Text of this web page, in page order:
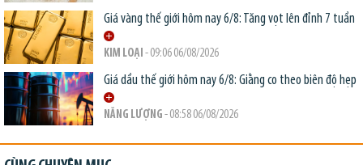
Giá vàng thế giới hôm nay 6/8: Tăng vọt lên đỉnh 7 tuần
KIM LOẠI - 09:06 06/08/2026
Giá dầu thế giới hôm nay 6/8: Giằng co theo biên độ hẹp
NĂNG LƯỢNG - 08:58 06/08/2026